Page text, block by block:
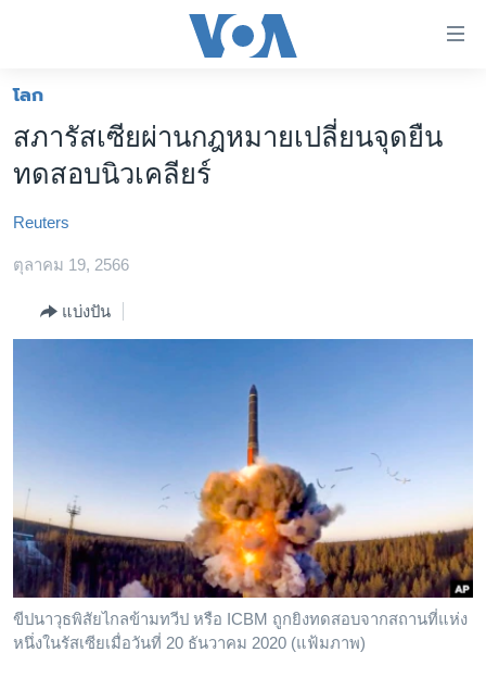
ต่อ
ไป
เนื้อหา
ข้าม
ไป
ข้าม
โลก
เอเชีย
สหรัฐฯ
ไทย
ธุรกิจ
ตรวจสอบข่าว
เรียนรู้ภาษาอังกฤษ
พอดคาสต์
ติดตามเรา
โลก
สภารัสเซียผ่านกฎหมายเปลี่ยนจุดยืน
ทดสอบนิวเคลียร์
Reuters
ตุลาคม 19, 2566
แบ่งปัน
ขีปนาวุธพิสัยไกลข้ามทวีป หรือ ICBM ถูกยิงทดสอบจากสถานที่แห่ง
หนึ่งในรัสเซียเมื่อวันที่ 20 ธันวาคม 2020 (แฟ้มภาพ)